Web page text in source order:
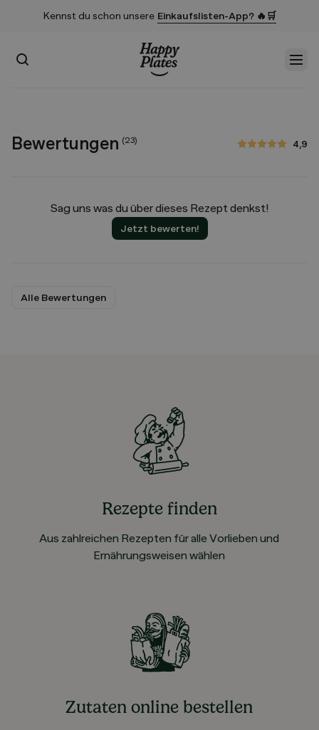
Kennst du schon unsere Einkaufslisten-App? 🔥🛒
Suchen
Bewertungen (23) 4,9
4,9 von 5 Sternen
Sag uns was du über dieses Rezept denkst!
Jetzt bewerten!
Alle Bewertungen
Rezepte finden
Aus zahlreichen Rezepten für alle Vorlieben und
Ernährungsweisen wählen
Zutaten online bestellen